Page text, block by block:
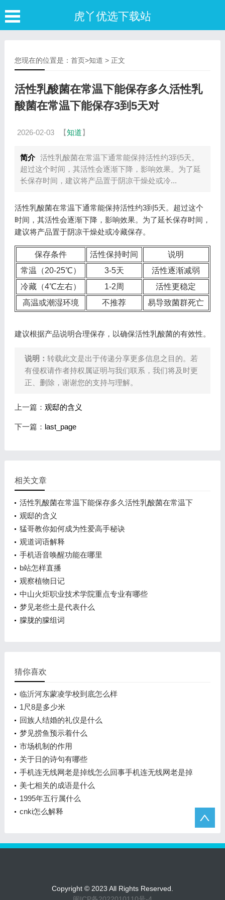
虎丫优选下载站
您现在的位置是： 首页>知道 > 正文
活性乳酸菌在常温下能保存多久活性乳
酸菌在常温下能保存3到5天对
2026-02-03 【知道】
简介 活性乳酸菌在常温下通常能保持活性约3到5天。
超过这个时间，其活性会逐渐下降，影响效果。为了延
长保存时间，建议将产品置于阴凉干燥处或冷...
活性乳酸菌在常温下通常能保持活性约3到5天。超过这个
时间，其活性会逐渐下降，影响效果。为了延长保存时间，
建议将产品置于阴凉干燥处或冷藏保存。
保存条件 活性保持时间
说明
常温（20-25℃）
3-5天
活性逐渐减弱
冷藏（4℃左右）
1-2周
活性更稳定
高温或潮湿环境
不推荐 易导致菌群死亡
建议根据产品说明合理保存，以确保活性乳酸菌的有效性。
说明： 转载此文是出于传递分享更多信息之目的。若
有侵权请作者持权属证明与我们联系，我们将及时更
正、删除，谢谢您的支持与理解。
上一篇： 观邸的含义
下一篇： last_page
相关文章
活性乳酸菌在常温下能保存多久活性乳酸菌在常温下
能保存3到5天对
观邸的含义
猛哥教你如何成为性爱高手秘诀
观道词语解释
手机语音唤醒功能在哪里
b站怎样直播
观察植物日记
中山火炬职业技术学院重点专业有哪些
梦见老些土是代表什么
朦胧的朦组词
猜你喜欢
临沂河东蒙凌学校到底怎么样
1尺8是多少米
回族人结婚的礼仪是什么
梦见捞鱼预示着什么
市场机制的作用
关于日的诗句有哪些
手机连无线网老是掉线怎么回事手机连无线网老是掉
线是什么原因
美七相关的成语是什么
1995年五行属什么
cnki怎么解释
Copyright © 2023 All Rights Reserved.